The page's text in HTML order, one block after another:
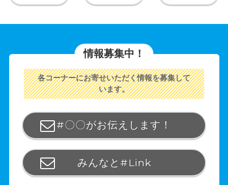
情報募集中！
各コーナーにお寄せいただく情報を募集して
います。
#〇〇がお伝えします！
みんなと#Link